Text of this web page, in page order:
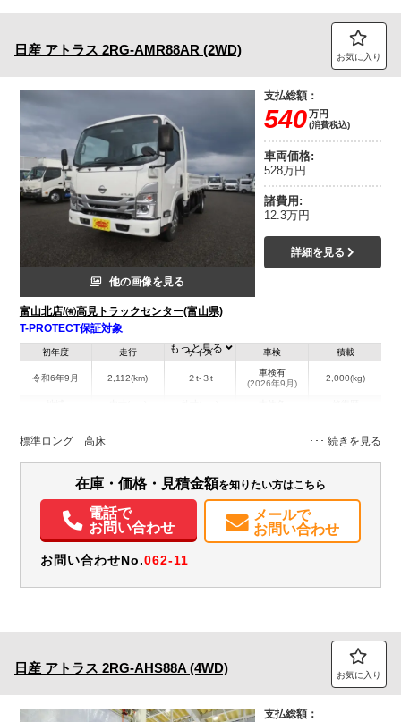
日産 アトラス 2RG-AMR88AR (2WD) お気に入り
他の画像を見る
富山北店/㈲高見トラックセンター(富山県)
T-PROTECT保証対象
支払総額：
540万円
(消費税込)
車両価格:
528万円
諸費用:
12.3万円
詳細を見る
初年度
令和6年9月
走行
2,112(km)
サイズ
２t-３t
車検
車検有
(2026年9月)
積載
2,000(kg)
富山県 無
装備情報
エアコン パワステ パワーウィンドウ エアバッグ
もっと見る
標準ロング 高床
在庫・価格・見積金額を知りたい方はこちら
電話で
お問い合わせ
メールで
お問い合わせ
お問い合わせNo.062-11
日産 アトラス 2RG-AHS88A (4WD) お気に入り
支払総額：